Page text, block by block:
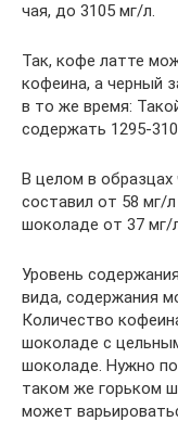
чая, до 3105 мг/л.
Так, кофе латте
кофеина, а черный
в то же время:
содержать 1295-
В целом в
составил от 58 мг/
шоколаде от 37 мг/
Уровень
вида, содержания
Количество
шоколаде с
шоколаде. Нужно
таком же горьком
может